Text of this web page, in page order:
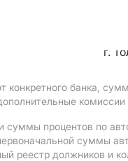
г.
конкретного банка,
процентов по
суммы
реестр должников и